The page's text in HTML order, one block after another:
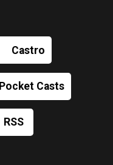
Castro
Pocket Casts
RSS